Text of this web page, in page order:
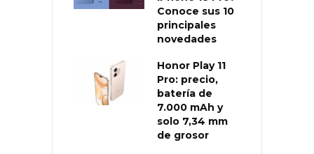
Conoce sus 10
principales
novedades
Honor Play 11
Pro: precio,
batería de
7.000 mAh y
solo 7,34 mm
de grosor